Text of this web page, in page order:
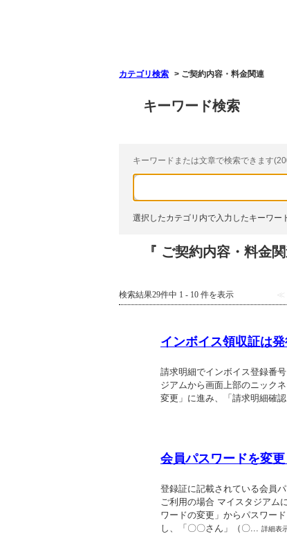
カテゴリ検索 > ご契約内容・料金関連
キーワード検索
キーワードまたは文章で検索できます
選択したカテゴリ内で入力したキーワー
『 ご契約内容・料金
検索結果29件中 1 - 10 件を表示 ≪
インボイス領収証は
請求明細でインボイス登録番
ジアムから画面上部のニック
変更」に進み、「請求明細確
会員パスワードを変
登録証に記載されている会員
ご利用の場合 マイスタジアム
ワードの変更」からパスワー
し、「〇〇さん」（〇... 詳細表